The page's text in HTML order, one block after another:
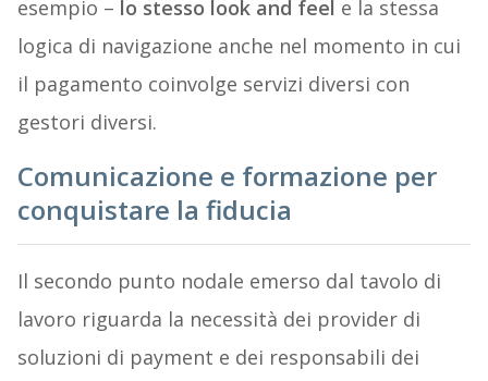
esempio – lo stesso look and feel e la stessa
logica di navigazione anche nel momento in cui
il pagamento coinvolge servizi diversi con
gestori diversi.
Comunicazione e formazione per
conquistare la fiducia
Il secondo punto nodale emerso dal tavolo di
lavoro riguarda la necessità dei provider di
soluzioni di payment e dei responsabili dei